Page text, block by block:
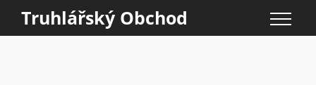
Truhlářský Obchod